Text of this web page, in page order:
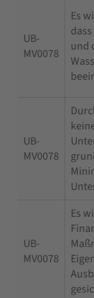
UB-
MV0078
Es
und
UB-
MV0078
UB-
MV0078
Es